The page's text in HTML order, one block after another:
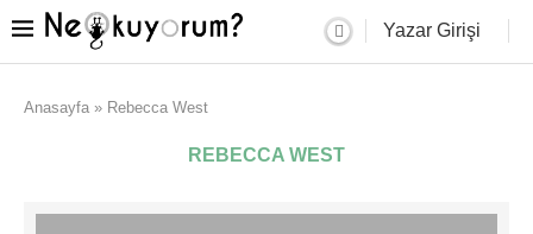
Yazar Girişi
Anasayfa » Rebecca West
REBECCA WEST